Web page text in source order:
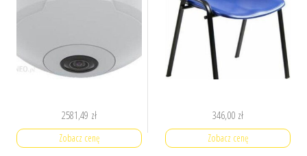
2581,49 zł
Zobacz cenę
346,00 zł
Zobacz cenę